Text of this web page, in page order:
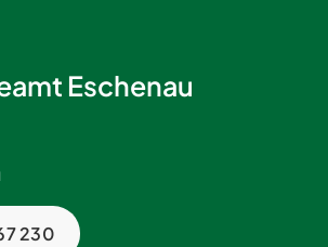
Eschenau
230